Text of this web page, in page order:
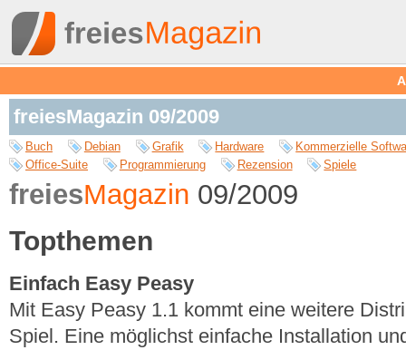
freiesMagazin 09/2009
Buch Debian Grafik Hardware
Kommerzielle
Office-Suite
Programmierung Rezension Spiele
freiesMagazin 09/2009
Topthemen
Einfach Easy Peasy
Mit Easy Peasy 1.1 kommt eine weitere
Spiel. Eine möglichst einfache Installation